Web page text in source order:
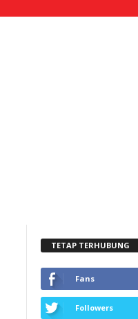
TETAP TERHUBUNG
Fans
Followers